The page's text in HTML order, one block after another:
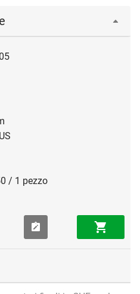
/ 1 pezzo